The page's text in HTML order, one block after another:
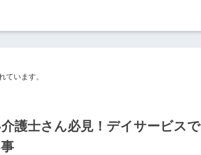
ています。
護士さん必見！デイサービスで